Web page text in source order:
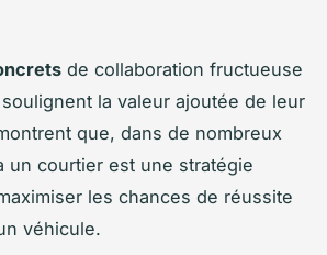
de collaboration fructueuse
la valeur ajoutée de leur
que, dans de nombreux
un courtier est une stratégie
les chances de réussite
véhicule.